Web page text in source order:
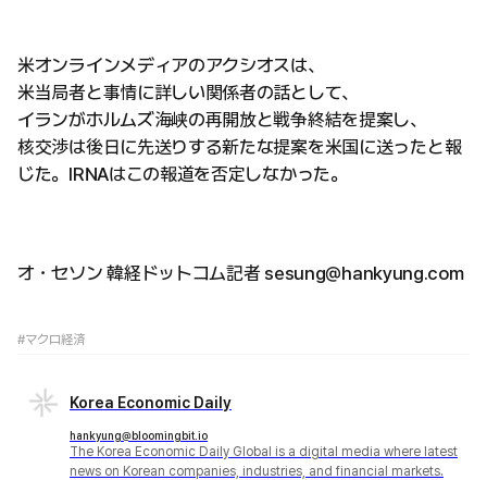
米オンラインメディアのアクシオスは、
米当局者と事情に詳しい関係者の話として、
イランがホルムズ海峡の再開放と戦争終結を提案し、
核交渉は後日に先送りする新たな提案を米国に送ったと報
じた。IRNAはこの報道を否定しなかった。
オ・セソン 韓経ドットコム記者 sesung@hankyung.com
#マクロ経済
Korea Economic Daily
hankyung@bloomingbit.io
The Korea Economic Daily Global is a digital media where latest
news on Korean companies, industries, and financial markets.